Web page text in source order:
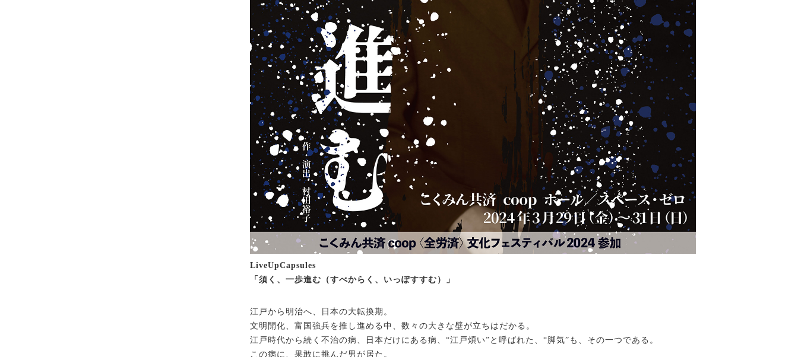
LiveUpCapsules
「須く、一歩進む（すべからく、いっぽすすむ）」
江戸から明治へ、日本の大転換期。
文明開化、富国強兵を推し進める中、数々の大きな壁が立ちはだかる。
江戸時代から続く不治の病、日本だけにある病、“江戸煩い”と呼ばれた、“脚気”も、その一つである。
この病に、果敢に挑んだ男が居た。